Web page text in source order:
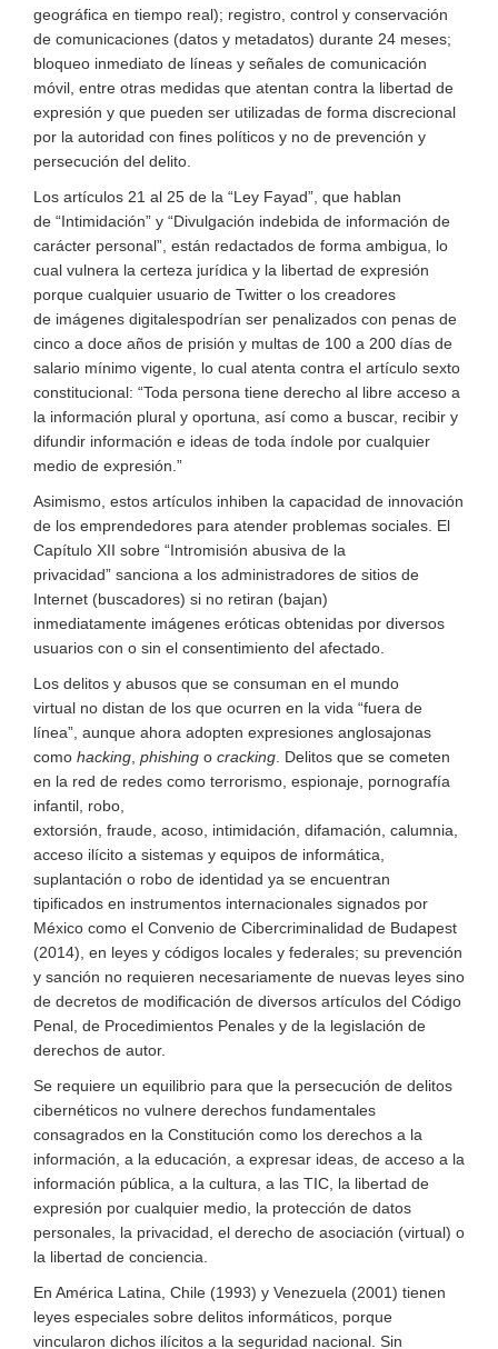
geográfica en tiempo real); registro, control y conservación
de comunicaciones (datos y metadatos) durante 24 meses;
bloqueo inmediato de líneas y señales de comunicación
móvil, entre otras medidas que atentan contra la libertad de
expresión y que pueden ser utilizadas de forma discrecional
por la autoridad con fines políticos y no de prevención y
persecución del delito.
Los artículos 21 al 25 de la “Ley Fayad”, que hablan
de “Intimidación” y “Divulgación indebida de información de
carácter personal” , están redactados de forma ambigua, lo
cual vulnera la certeza jurídica y la libertad de expresión
porque cualquier usuario de Twitter o los creadores
de imágenes digitalespodrían ser penalizados con penas de
cinco a doce años de prisión y multas de 100 a 200 días de
salario mínimo vigente, lo cual atenta contra el artículo sexto
constitucional: “Toda persona tiene derecho al libre acceso a
la información plural y oportuna, así como a buscar, recibir y
difundir información e ideas de toda índole por cualquier
medio de expresión.”
Asimismo, estos artículos inhiben la capacidad de innovación
de los emprendedores para atender problemas sociales. El
Capítulo XII sobre “Intromisión abusiva de la
privacidad” sanciona a los administradores de sitios de
Internet (buscadores) si no retiran (bajan)
inmediatamente imágenes eróticas obtenidas por diversos
usuarios con o sin el consentimiento del afectado.
Los delitos y abusos que se consuman en el mundo
virtual no distan de los que ocurren en la vida “fuera de
línea” , aunque ahora adopten expresiones anglosajonas
como hacking phishing o cracking . Delitos que se cometen
en la red de redes como terrorismo, espionaje, pornografía
infantil, robo,
extorsión, fraude, acoso, intimidación, difamación calumnia
acceso ilícito a sistemas y equipos de informática
suplantación o robo de identidad ya se encuentran
tipificados en instrumentos internacionales signados por
México como el Convenio de Cibercriminalidad de Budapest
(2014), en leyes y códigos locales y federales; su prevención
y sanción no requieren necesariamente de nuevas leyes sino
de decretos de modificación de diversos artículos del Código
Penal, de Procedimientos Penales y de la legislación de
derechos de autor.
Se requiere un equilibrio para que la persecución de delitos
cibernéticos no vulnere derechos fundamentales
consagrados en la Constitución como los derechos a la
información, a la educación, a expresar ideas, de acceso a la
información pública, a la cultura, a las TIC, la libertad de
expresión por cualquier medio , la protección de datos
personales, la privacidad, el derecho de asociación (virtual) o
la libertad de conciencia.
En América Latina, Chile (1993) y Venezuela (2001) tienen
leyes especiales sobre delitos informáticos, porque
vincularon dichos ilícitos a la seguridad nacional. Sin